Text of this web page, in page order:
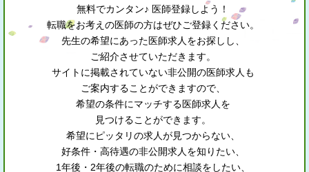
無料でカンタン♪ 医師登録しよう！
転職をお考えの医師の方はぜひご登録ください。
先生の希望にあった医師求人をお探しし、
ご紹介させていただきます。
サイトに掲載されていない非公開の医師求人も
ご案内することができますので、
希望の条件にマッチする医師求人を
見つけることができます。
希望にピッタリの求人が見つからない、
好条件・高待遇の非公開求人を知りたい、
1年後・2年後の転職のために相談をしたい、